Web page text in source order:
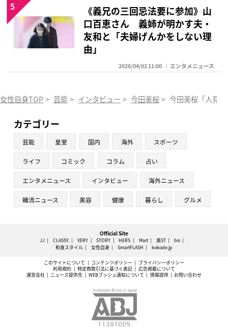
《義兄の三回忌法要に参加》山
口百恵さん 義姉が明かす夫・
友和と「夫婦げんかをしない理
由」
2026/04/02 11:00 エンタメニュース
5
女性自身TOP > 芸能 > インタビュー > 今田美桜 > 今田美桜「人見
カテゴリー
芸能 皇室 国内 海外 スポーツ
ライフ コミック コラム 占い
エンタメニュース インタビュー 海外ニュース
韓流ニュース 美容 健康 暮らし グルメ
Official Site
JJ CLASSY. VERY STORY HERS Mart 美ST
bis
和食スタイル
女性自身 SmartFLASH kokode.jp
このサイトについて コンテンツポリシー
プライバシーポリシー
利用規約
特定商取引法に基づく表記
広告掲載について
運営会社
ニュース提供先 WEBプッシュ通知について 情報提供 お問い合わせ